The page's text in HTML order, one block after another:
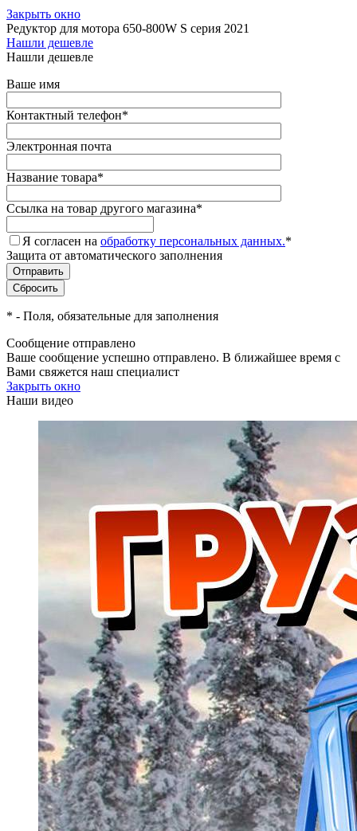
Закрыть окно
Редуктор для мотора 650-800W S серия 2021
Нашли дешевле
Нашли дешевле
Ваше имя
Контактный телефон*
Электронная почта
Название товара*
Ссылка на товар другого магазина*
Я согласен на обработку персональных данных.*
Защита от автоматического заполнения
* - Поля, обязательные для заполнения
Сообщение отправлено
Ваше сообщение успешно отправлено. В ближайшее время с
Вами свяжется наш специалист
Закрыть окно
Наши видео